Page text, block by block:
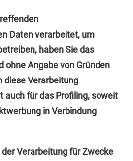
Daten verarbeitet, um
haben Sie das
ohne Angabe von Gründen
diese Verarbeitung
auch für das Profiling, soweit
in Verbindung
Verarbeitung für Zwecke